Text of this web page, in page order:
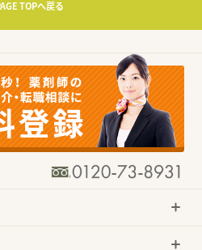
TOPへ戻る